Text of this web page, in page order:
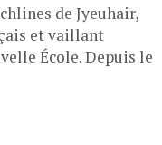
de Jyeuhair,
et vaillant
École. Depuis le